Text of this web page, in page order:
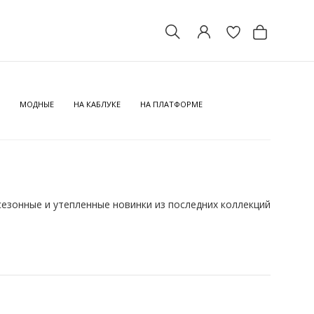
МОДНЫЕ НА КАБЛУКЕ
НА ПЛАТФОРМЕ
и утепленные новинки из последних коллекций
невозможно себе представить без хороших